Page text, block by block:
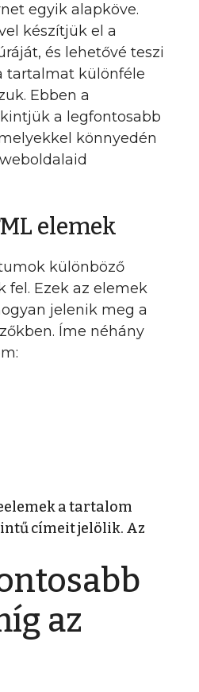
egyik alapköve.
készítjük el a
és lehetővé teszi
tartalmat különféle
Ebben a
a legfontosabb
könnyedén
elemek
különböző
fel. Ezek az elemek
jelenik meg a
Íme néhány
a tartalom
címeit jelölik. Az
az